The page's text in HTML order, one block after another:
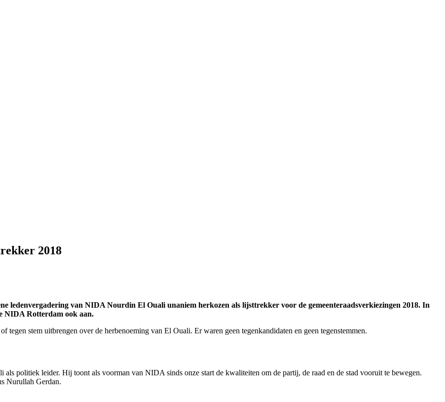
2018
ledenvergadering van NIDA Nourdin El Ouali unaniem herkozen als lijsttrekker voor de gemeenteraadsverkiezingen 2018. In
NIDA Rotterdam ook aan.
stem uitbrengen over de herbenoeming van El Ouali. Er waren geen tegenkandidaten en geen tegenstemmen.
politiek leider. Hij toont als voorman van NIDA sinds onze start de kwaliteiten om de partij, de raad en de stad vooruit te bewegen.
Nurullah Gerdan.